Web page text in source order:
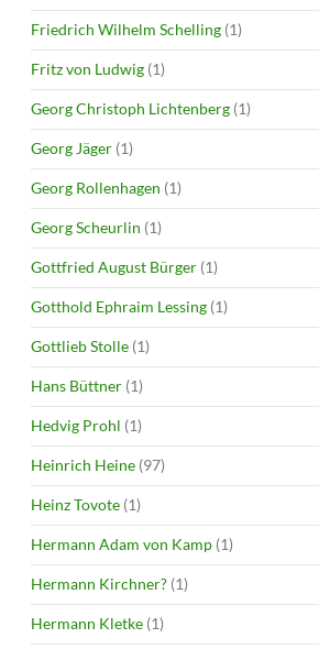
Friedrich Wilhelm Schelling (1)
Fritz von Ludwig (1)
Georg Christoph Lichtenberg (1)
Georg Jäger (1)
Georg Rollenhagen (1)
Georg Scheurlin (1)
Gottfried August Bürger (1)
Gotthold Ephraim Lessing (1)
Gottlieb Stolle (1)
Hans Büttner (1)
Hedvig Prohl (1)
Heinrich Heine (97)
Heinz Tovote (1)
Hermann Adam von Kamp (1)
Hermann Kirchner? (1)
Hermann Kletke (1)